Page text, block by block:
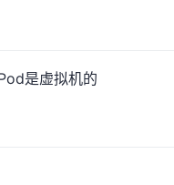
是虚拟机的